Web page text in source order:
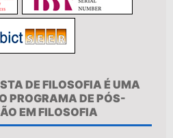
DE FILOSOFIA É UMA
PROGRAMA DE PÓS-
EM FILOSOFIA